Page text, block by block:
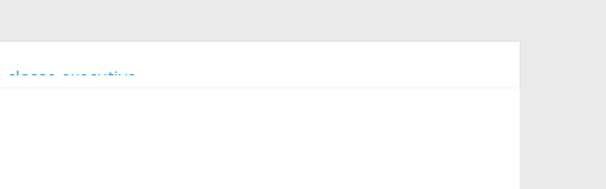
de formação imersiva
para amistoso em Natal